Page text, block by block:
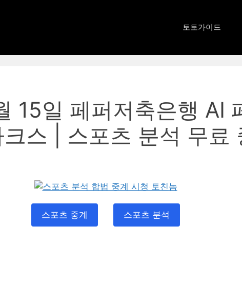
토토가이드
15일 페퍼저축은행 AI
스 | 스포츠 분석 무료
스포츠 중계 스포츠 분석